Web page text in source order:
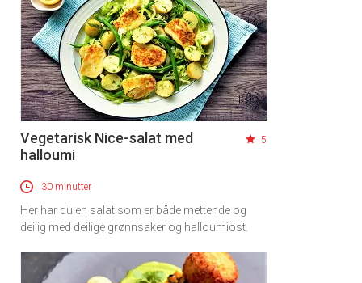
Vegetarisk Nice-salat med
halloumi
5
30 minutter
Her har du en salat som er både mettende og
deilig med deilige grønnsaker og halloumiost.